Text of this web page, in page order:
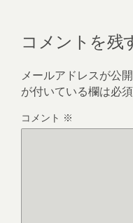
コメントを残
メールアドレスが公
が付いている欄は必
コメント ※